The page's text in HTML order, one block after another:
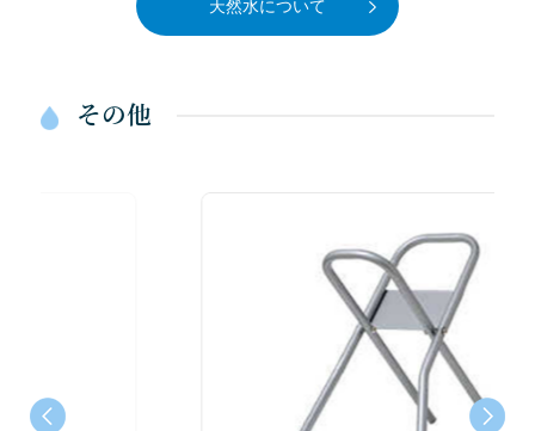
天然水について
その他